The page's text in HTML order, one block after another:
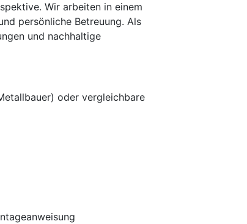
Wir arbeiten in einem
persönliche Betreuung. Als
und nachhaltige
oder vergleichbare